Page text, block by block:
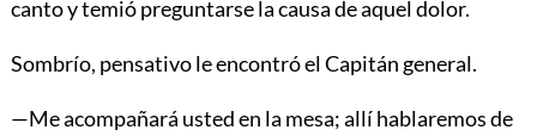
canto y temió preguntarse la causa de aquel dolor.
Sombrío, pensativo le encontró el Capitán general.
—Me acompañará usted en la mesa; allí hablaremos de